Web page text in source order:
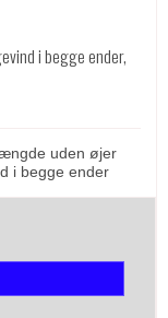
i begge ender,
uden øjer
i begge ender